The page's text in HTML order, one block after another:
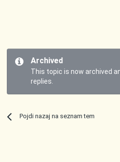
Archived
This topic is now archived
replies.
Pojdi nazaj na seznam tem